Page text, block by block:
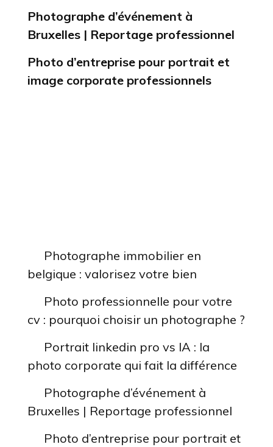
Photographe d’événement à
Bruxelles | Reportage professionnel
Photo d’entreprise pour portrait et
image corporate professionnels
Photographe immobilier en
belgique : valorisez votre bien
Photo professionnelle pour votre
cv : pourquoi choisir un photographe ?
Portrait linkedin pro vs IA : la
photo corporate qui fait la différence
Photographe d’événement à
Bruxelles | Reportage professionnel
Photo d’entreprise pour portrait et